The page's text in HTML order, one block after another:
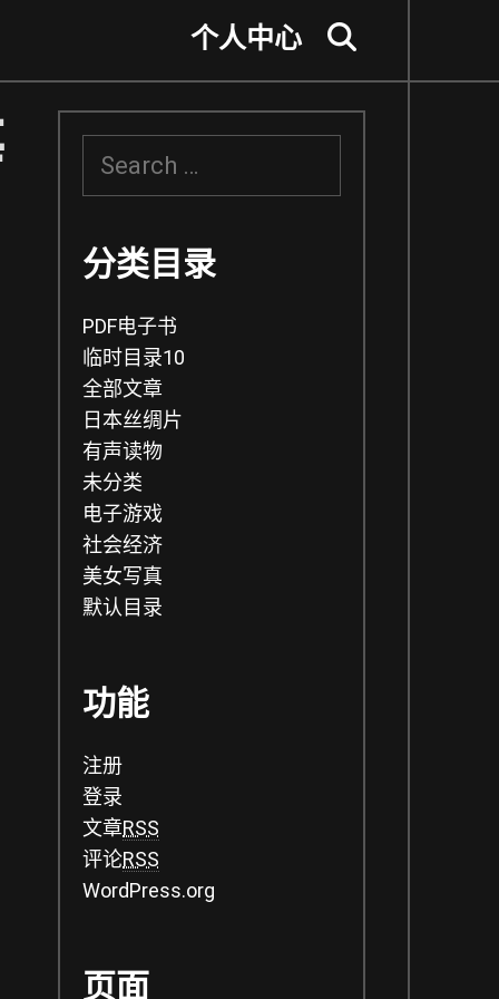
个人中心
a
c
h
o
r
:
分类目录
PDF电子书
临时目录10
全部文章
日本丝绸片
有声读物
未分类
电子游戏
社会经济
美女写真
默认目录
功能
注册
登录
文章RSS
评论RSS
WordPress.org
页面